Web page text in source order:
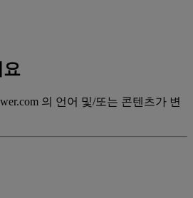
의 언어 및/또는 콘텐츠가 변